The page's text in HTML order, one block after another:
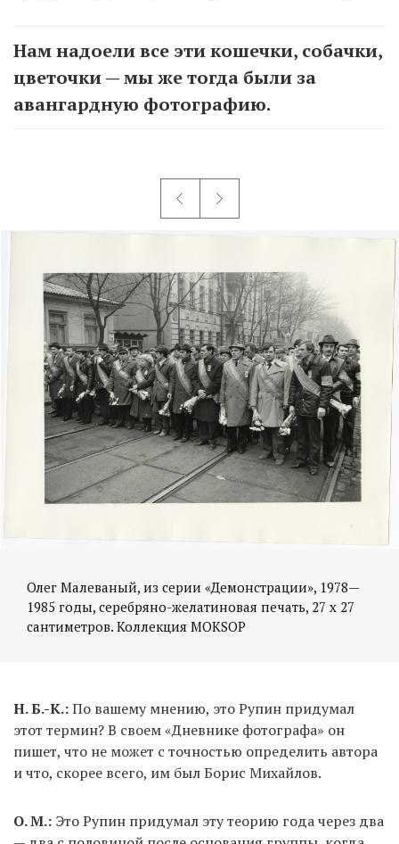
Нам надоели все эти кошечки, собачки,
цветочки — мы же тогда были за
авангардную фотографию.
Олег Малеваный, из серии «Демонстрации», 1978—
1985 годы, серебряно-желатиновая печать, 27 х 27
Н. Б.-К.:По вашему мнению, это Рупин придумал
этот термин? В своем «Дневнике фотографа» он
пишет, что не может с точностью определить автора
и что, скорее всего, им был Борис Михайлов.
О. М.: Это Рупин придумал эту теорию года через два